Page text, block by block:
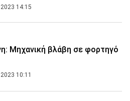
14:15
Μηχανική βλάβη σε φορτηγό
10:11